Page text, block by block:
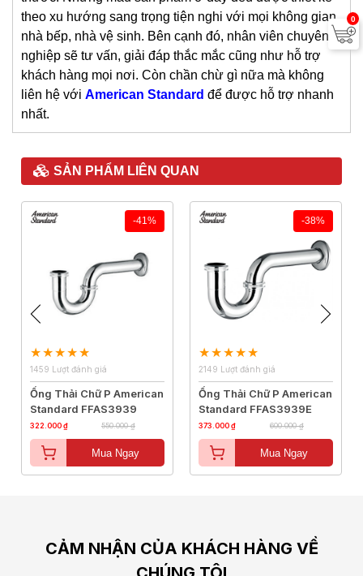
theo xu hướng sang trọng tiện nghi với mọi không gian
nhà bếp, nhà vệ sinh. Bên cạnh đó, nhân viên chuyên
nghiệp sẽ tư vấn, giải đáp thắc mắc cũng như hỗ trợ
khách hàng mọi nơi. Còn chần chừ gì nữa mà không
liên hệ với American Standard để được hỗ trợ nhanh
nhất.
SẢN PHẨM LIÊN QUAN
-41%
1459 Lượt đánh giá
Ống Thải Chữ P American
Standard FFAS3939
322.000 ₫ 550.000 ₫
Mua Ngay
-38%
2149 Lượt đánh giá
Ống Thải Chữ P American
Standard FFAS3939E
373.000 ₫ 600.000 ₫
Mua Ngay
CẢM NHẬN CỦA KHÁCH HÀNG VỀ
0